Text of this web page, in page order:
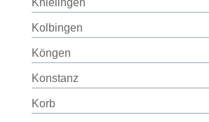
Knielingen
Kolbingen
Köngen
Konstanz
Korb